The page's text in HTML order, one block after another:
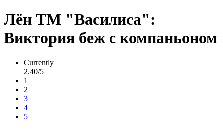
Лён ТМ "Василиса":
Виктория беж с компаньоном
Currently
2.40/5
1
2
3
4
5